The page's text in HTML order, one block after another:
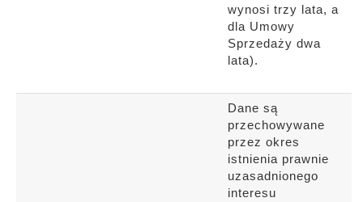
wynosi trzy lata, a
dla Umowy
Sprzedaży dwa
lata).
Dane są
przechowywane
przez okres
istnienia prawnie
uzasadnionego
interesu